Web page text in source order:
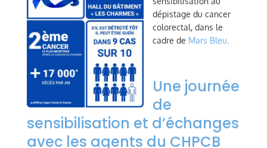
dépistage du cancer
colorectal, dans le
cadre de Mars Bleu
Une journée
de
sensibilisation et d’échanges
avec les agents du CHPCB